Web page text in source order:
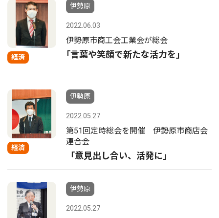
経済
伊勢原
2022.06.03
伊勢原市商工会工業会が総会
｢言葉や笑顔で新たな活力を｣
経済
伊勢原
2022.05.27
第51回定時総会を開催 伊勢原市商店会
連合会
「意見出し合い、活発に」
伊勢原
2022.05.27